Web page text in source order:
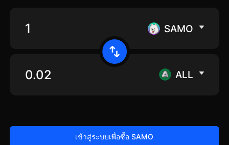
SAMO
ALL
เข้าสู่ระบบเพื่อซื้อ SAMO